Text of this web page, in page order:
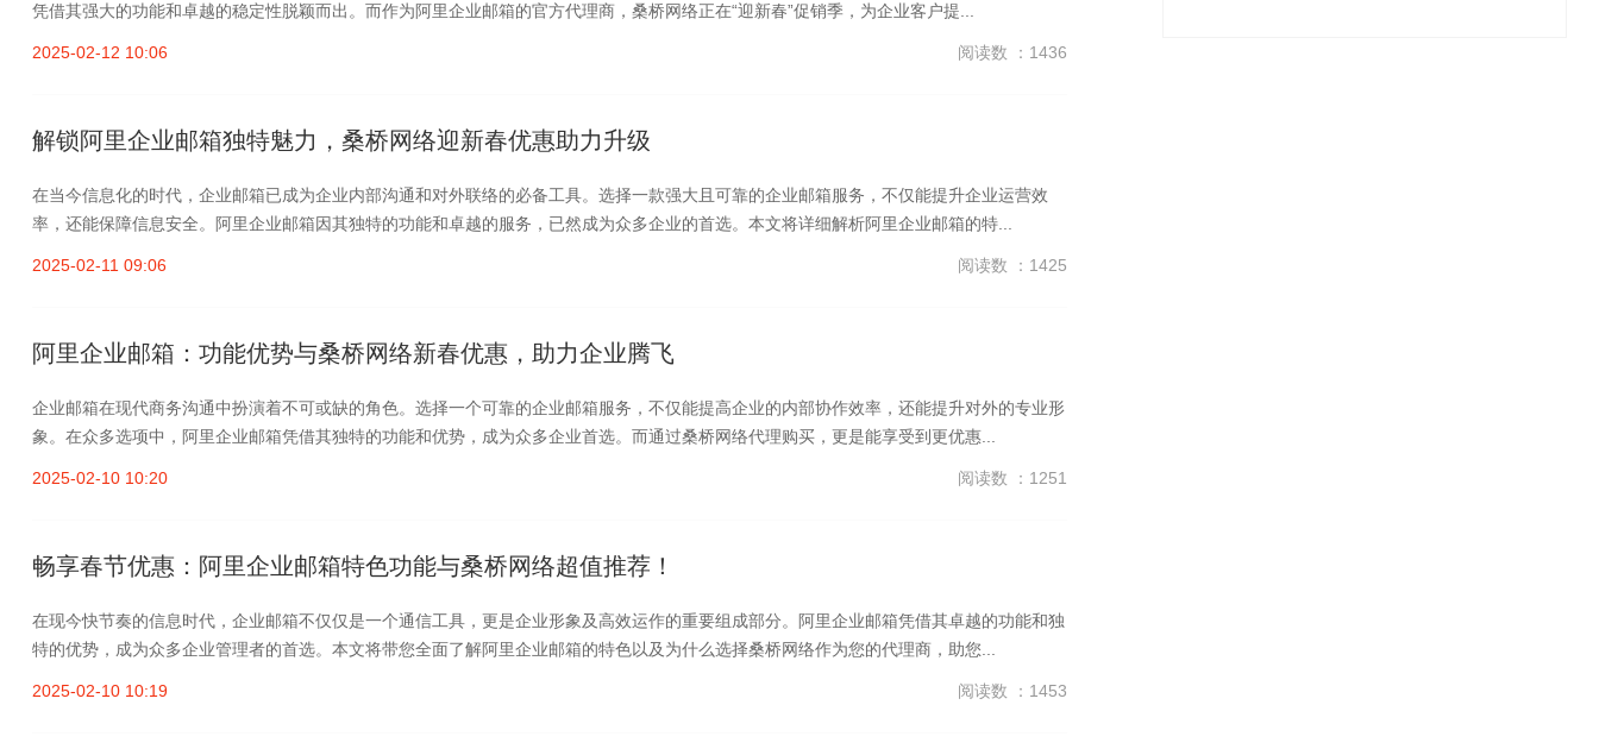
凭借其强大的功能和卓越的稳定性脱颖而出。而作为阿里企业邮箱的官方代理商，桑桥网络正在“迎新春”促销季，为企业客户提...
2025-02-12 10:06 阅读数 ：1436
解锁阿里企业邮箱独特魅力，桑桥网络迎新春优惠助力升级
在当今信息化的时代，企业邮箱已成为企业内部沟通和对外联络的必备工具。选择一款强大且可靠的企业邮箱服务，不仅能提升企业运营效
率，还能保障信息安全。阿里企业邮箱因其独特的功能和卓越的服务，已然成为众多企业的首选。本文将详细解析阿里企业邮箱的特...
2025-02-11 09:06 阅读数 ：1425
阿里企业邮箱：功能优势与桑桥网络新春优惠，助力企业腾飞
企业邮箱在现代商务沟通中扮演着不可或缺的角色。选择一个可靠的企业邮箱服务，不仅能提高企业的内部协作效率，还能提升对外的专业形
象。在众多选项中，阿里企业邮箱凭借其独特的功能和优势，成为众多企业首选。而通过桑桥网络代理购买，更是能享受到更优惠...
2025-02-10 10:20 阅读数 ：1251
畅享春节优惠：阿里企业邮箱特色功能与桑桥网络超值推荐！
在现今快节奏的信息时代，企业邮箱不仅仅是一个通信工具，更是企业形象及高效运作的重要组成部分。阿里企业邮箱凭借其卓越的功能和独
特的优势，成为众多企业管理者的首选。本文将带您全面了解阿里企业邮箱的特色以及为什么选择桑桥网络作为您的代理商，助您...
2025-02-10 10:19 阅读数 ：1453